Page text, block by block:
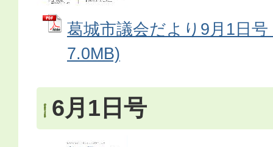
葛城市議会だより9月1日
7.0MB)
6月1日号